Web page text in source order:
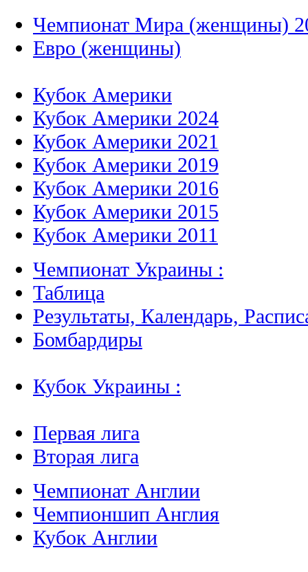
Чемпионат Мира (женщины)
Евро (женщины)
Кубок Америки
Кубок Америки 2024
Кубок Америки 2021
Кубок Америки 2019
Кубок Америки 2016
Кубок Америки 2015
Кубок Америки 2011
Чемпионат Украины :
Таблица
Результаты, Календарь,
Бомбардиры
Кубок Украины :
Первая лига
Вторая лига
Чемпионат Англии
Чемпионшип Англия
Кубок Англии